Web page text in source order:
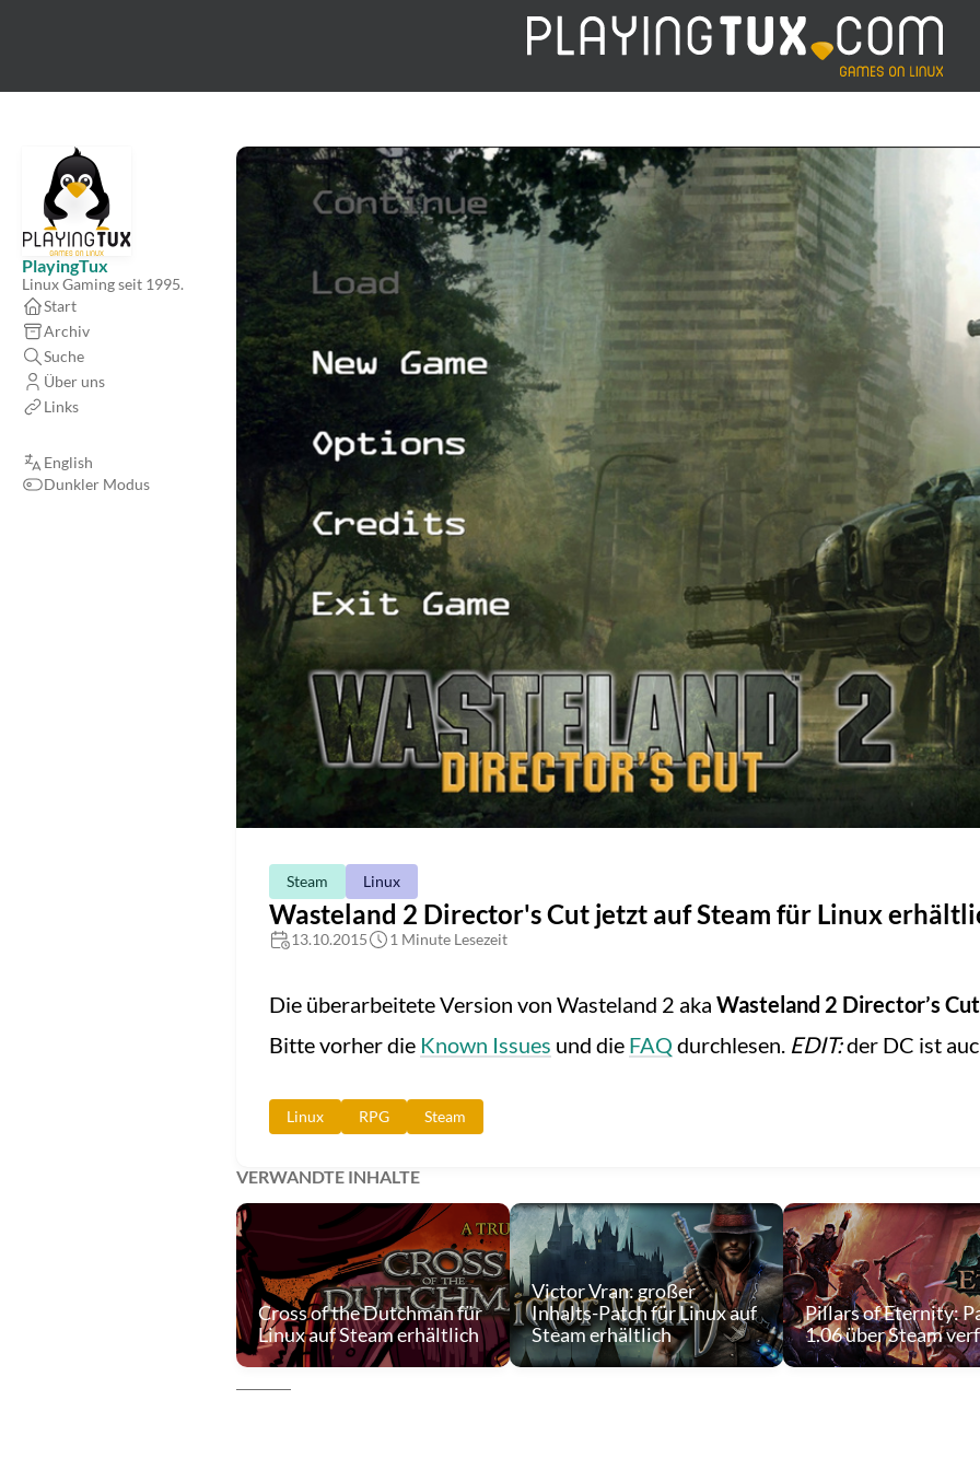
PlayingTux
Linux Gaming seit 1995.
Start
Archiv
Suche
Über uns
Links
English
Dunkler Modus
Steam Linux
Wasteland 2 Director's Cut jetzt auf Steam für Linux
13.10.2015 1 Minute Lesezeit
Die überarbeitete Version von Wasteland 2 aka Wasteland 2 Director’s Cut
Bitte vorher die Known Issues und die FAQ durchlesen. EDIT:der DC ist
Linux RPG Steam
VERWANDTE INHALTE
Cross of the Dutchman für
Linux auf Steam erhältlich
Victor Vran: großer
Inhalts-Patch für Linux auf
Steam erhältlich
Pillars of Eternity:
1.06 über Steam